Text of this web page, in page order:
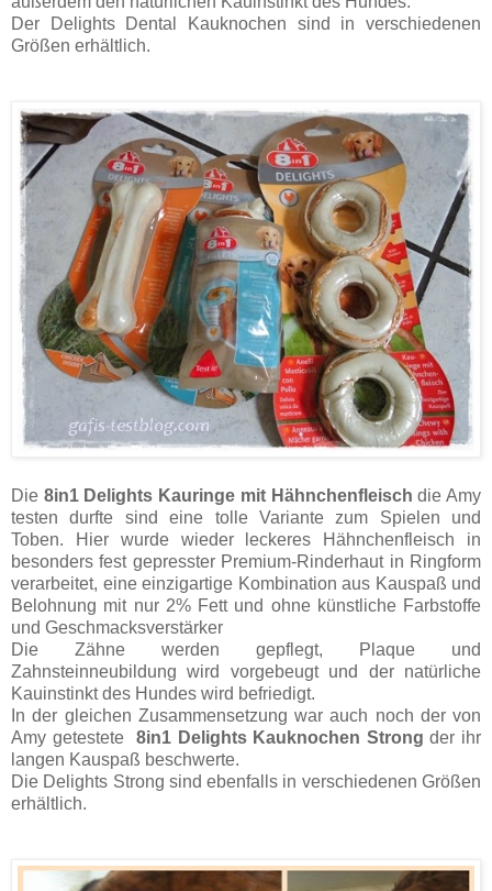
Der Delights Dental Kauknochen sind in verschiedenen
Größen erhältlich.
Die 8in1 Delights Kauringe mit Hähnchenfleisch die Amy
testen durfte sind eine tolle Variante zum Spielen und
Toben. Hier wurde wieder leckeres Hähnchenfleisch in
besonders fest gepresster Premium-Rinderhaut in Ringform
verarbeitet, eine einzigartige Kombination aus Kauspaß und
Belohnung mit nur 2% Fett und ohne künstliche Farbstoffe
und Geschmacksverstärker
Die Zähne werden gepflegt, Plaque und
Zahnsteinneubildung wird vorgebeugt und der natürliche
Kauinstinkt des Hundes wird befriedigt.
In der gleichen Zusammensetzung war auch noch der von
Amy getestete 8in1 Delights Kauknochen Strongder ihr
langen Kauspaß beschwerte.
Die Delights Strong sind ebenfalls in verschiedenen Größen
erhältlich.